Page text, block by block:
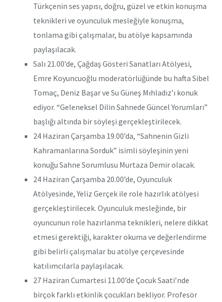
Türkçenin ses yapısı, doğru, güzel ve etkin konuşma
teknikleri ve oyunculuk mesleğiyle konuşma,
tonlama gibi çalışmalar, bu atölye kapsamında
paylaşılacak.
Salı 21.00’de, Çağdaş Gösteri Sanatları Atölyesi,
Emre Koyuncuoğlu moderatörlüğünde bu hafta Sibel
Tomaç, Deniz Başar ve Su Güneş Mıhladız’ı konuk
ediyor. “Geleneksel Dilin Sahnede Güncel Yorumları”
başlığı altında bir söyleşi gerçekleştirilecek.
24 Haziran Çarşamba 19.00’da, “Sahnenin Gizli
Kahramanlarına Sorduk” isimli söyleşinin yeni
konuğu Sahne Sorumlusu Murtaza Demir olacak.
24 Haziran Çarşamba 20.00’de, Oyunculuk
Atölyesinde, Yeliz Gerçek ile role hazırlık atölyesi
gerçekleştirilecek. Oyunculuk mesleğinde, bir
oyuncunun role hazırlanma teknikleri, nelere dikkat
etmesi gerektiği, karakter okuma ve değerlendirme
gibi belirli çalışmalar bu atölye çerçevesinde
katılımcılarla paylaşılacak.
27 Haziran Cumartesi 11.00’de Çocuk Saati’nde
birçok farklı etkinlik çocukları bekliyor. Profesör